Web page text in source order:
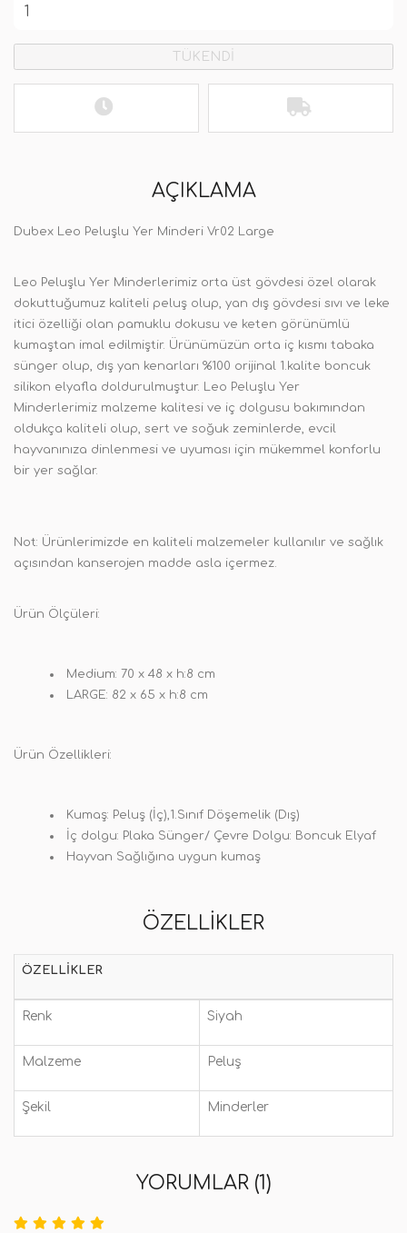
TÜKENDİ
AÇIKLAMA
Dubex Leo Peluşlu Yer Minderi Vr02 Large
Leo Peluşlu Yer Minderlerimiz orta üst gövdesi özel olarak
dokuttuğumuz kaliteli peluş olup, yan dış gövdesi sıvı ve leke
itici özelliği olan pamuklu dokusu ve keten görünümlü
kumaştan imal edilmiştir. Ürünümüzün orta iç kısmı tabaka
sünger olup, dış yan kenarları %100 orijinal 1.kalite boncuk
silikon elyafla doldurulmuştur. Leo Peluşlu Yer
Minderlerimiz malzeme kalitesi ve iç dolgusu bakımından
oldukça kaliteli olup, sert ve soğuk zeminlerde, evcil
hayvanınıza dinlenmesi ve uyuması için mükemmel konforlu
bir yer sağlar.
Not: Ürünlerimizde en kaliteli malzemeler kullanılır ve sağlık
açısından kanserojen madde asla içermez.
Ürün Ölçüleri:
Medium: 70 x 48 x h:8 cm
LARGE: 82 x 65 x h:8 cm
Ürün Özellikleri:
Kumaş: Peluş (İç),1.Sınıf Döşemelik (Dış)
İç dolgu: Plaka Sünger/ Çevre Dolgu: Boncuk Elyaf
Hayvan Sağlığına uygun kumaş
ÖZELLIKLER
ÖZELLIKLER
Renk Siyah
Malzeme Peluş
Şekil Minderler
YORUMLAR (1)